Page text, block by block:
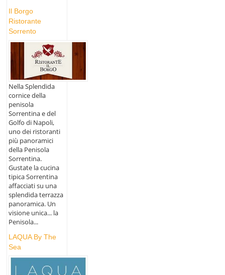
Il Borgo
Ristorante
Sorrento
Nella Splendida
cornice della
penisola
Sorrentina e del
Golfo di Napoli,
uno dei ristoranti
più panoramici
della Penisola
Sorrentina.
Gustate la cucina
tipica Sorrentina
affacciati su una
splendida terrazza
panoramica. Un
visione unica... la
Penisola...
LAQUA By The
Sea